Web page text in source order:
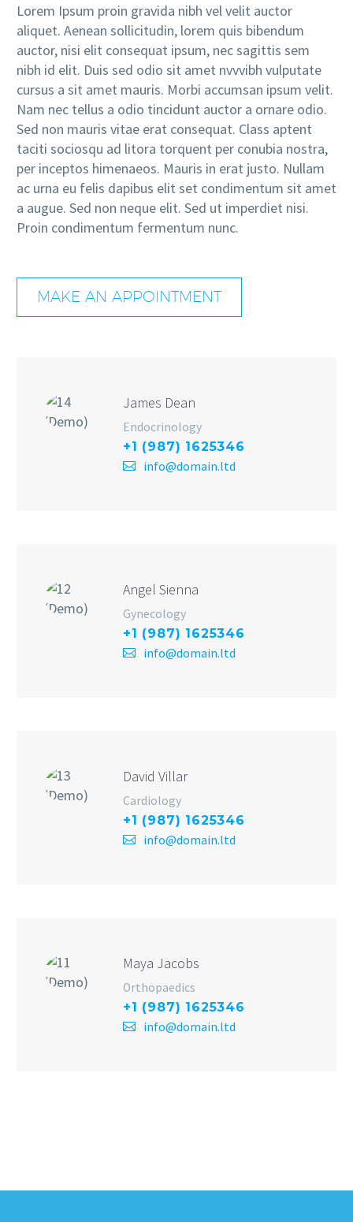
Lorem Ipsum proin gravida nibh vel velit auctor
aliquet. Aenean sollicitudin, lorem quis bibendum
auctor, nisi elit consequat ipsum, nec sagittis sem
nibh id elit. Duis sed odio sit amet nvvvibh vulputate
cursus a sit amet mauris. Morbi accumsan ipsum velit.
Nam nec tellus a odio tincidunt auctor a ornare odio.
Sed non mauris vitae erat consequat. Class aptent
taciti sociosqu ad litora torquent per conubia nostra,
per inceptos himenaeos. Mauris in erat justo. Nullam
ac urna eu felis dapibus elit set condimentum sit amet
a augue. Sed non neque elit. Sed ut imperdiet nisi.
Proin condimentum fermentum nunc.
MAKE AN APPOINTMENT
James Dean
Endocrinology
+1 (987) 1625346
info@domain.ltd
Angel Sienna
Gynecology
+1 (987) 1625346
info@domain.ltd
David Villar
Cardiology
+1 (987) 1625346
info@domain.ltd
Maya Jacobs
Orthopaedics
+1 (987) 1625346
info@domain.ltd